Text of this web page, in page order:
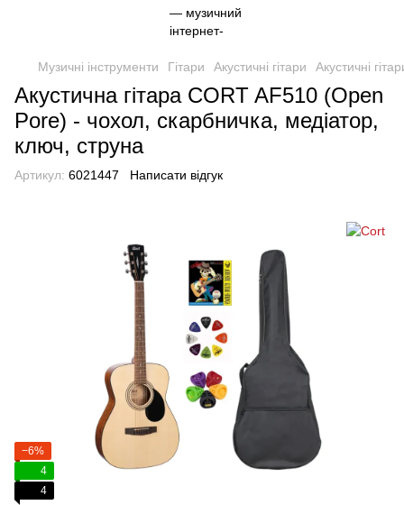
Музичні інструменти Гітари Акустичні гітари Акустичні
Акустична гітара CORT AF510 (Open
Pore) - чохол, скарбничка, медіатор,
ключ, струна
Артикул: 6021447 Написати відгук
−6%
4
4